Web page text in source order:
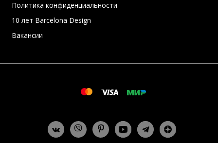
Политика конфиденциальности
10 лет Barcelona Design
Вакансии